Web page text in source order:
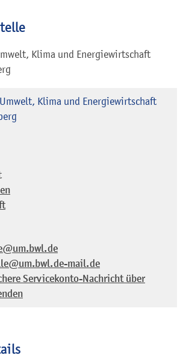
Klima und Energiewirtschaft
Klima und Energiewirtschaft
mail.de
Servicekonto-Nachricht über